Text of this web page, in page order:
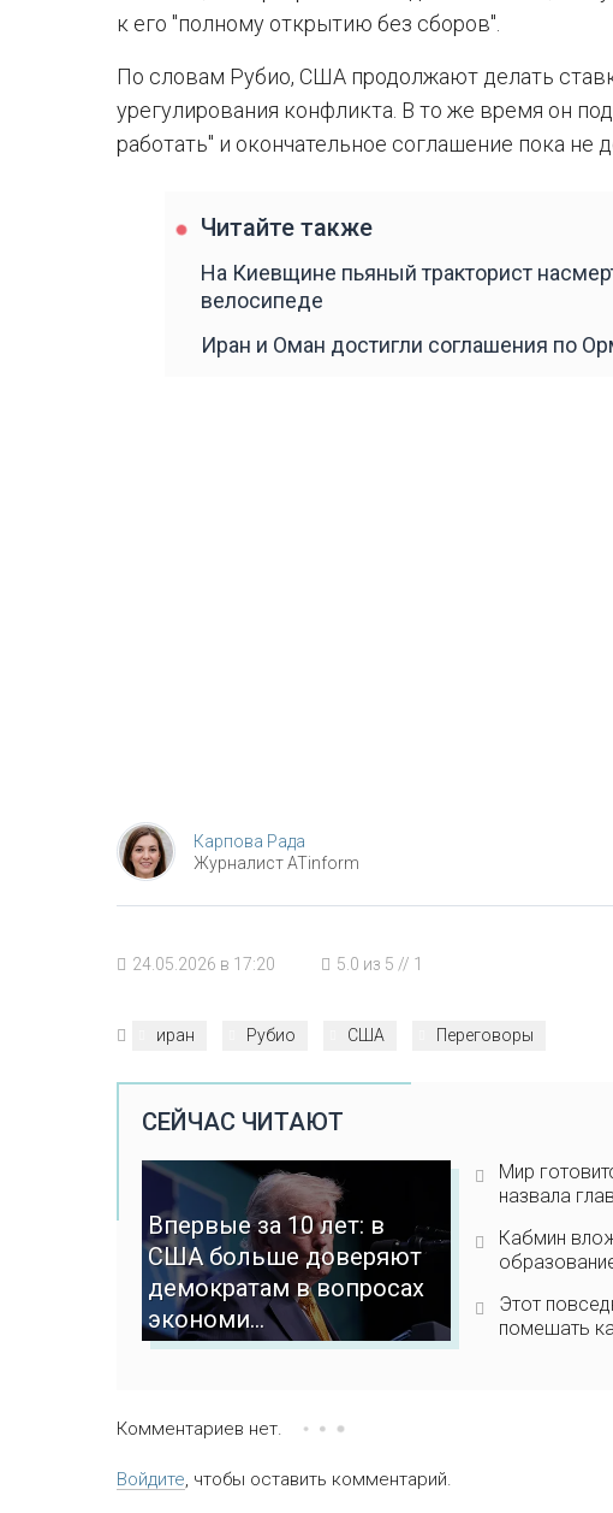
к его "полному открытию без сборов".
По словам Рубио, США продолжают делать
урегулирования конфликта. В то же время он
работать" и окончательное соглашение пока не
Читайте также
На Киевщине пьяный тракторист
велосипеде
Иран и Оман достигли соглашения по
Карпова Рада
Журналист ATinform
24.05.2026 в 17:20 5.0 из 5 // 1
иран Рубио США Переговоры
СЕЙЧАС ЧИТАЮТ
Впервые за 10 лет: в
США больше доверяют
демократам в вопросах
экономи...
Мир
назвала
Кабмин
Этот
помешать
Комментариев нет.
Войдите, чтобы оставить комментарий.